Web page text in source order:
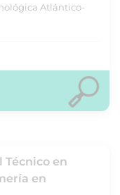
Atlántico-
Técnico en
en